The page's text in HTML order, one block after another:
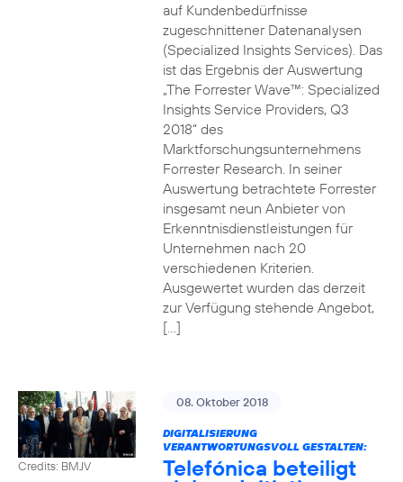
auf Kundenbedürfnisse
zugeschnittener Datenanalysen
(Specialized Insights Services). Das
ist das Ergebnis der Auswertung
„The Forrester Wave™: Specialized
Insights Service Providers, Q3
2018“ des
Marktforschungsunternehmens
Forrester Research. In seiner
Auswertung betrachtete Forrester
insgesamt neun Anbieter von
Erkenntnisdienstleistungen für
Unternehmen nach 20
verschiedenen Kriterien.
Ausgewertet wurden das derzeit
zur Verfügung stehende Angebot,
[…]
Credits: BMJV
08. Oktober 2018
DIGITALISIERUNG
VERANTWORTUNGSVOLL GESTALTEN:
Telefónica beteiligt